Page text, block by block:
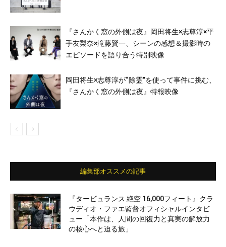
『さんかく窓の外側は夜』岡田将生×志尊淳×平
手友梨奈×滝藤賢一、シーンの感想＆撮影時の
エピソードを語り合う特別映像
岡田将生×志尊淳が“除霊”を使って事件に挑む、
『さんかく窓の外側は夜』特報映像
編集部オススメの記事
『タービュランス 絶空 16,000フィート』クラ
ウディオ・ファエ監督オフィシャルインタビ
ュー「本作は、人間の回復力と真実の解放力
の核心へと迫る旅」